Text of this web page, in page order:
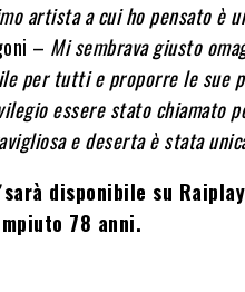
artista a cui ho pensato è
– Mi sembrava giusto
per tutti e proporre le sue
essere stato chiamato
e deserta è stata
sarà disponibile su
78 anni.